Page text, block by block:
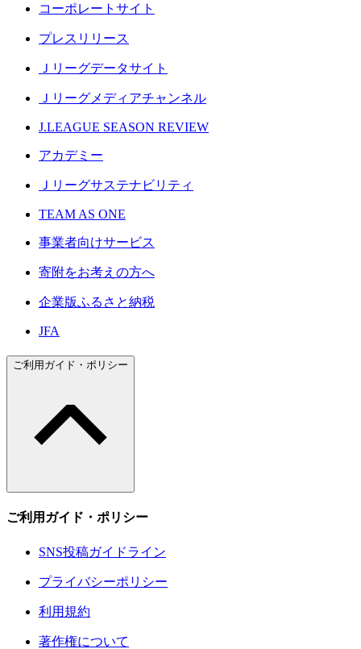
コーポレートサイト
プレスリリース
Ｊリーグデータサイト
Ｊリーグメディアチャンネル
J.LEAGUE SEASON REVIEW
アカデミー
Ｊリーグサステナビリティ
TEAM AS ONE
事業者向けサービス
寄附をお考えの方へ
企業版ふるさと納税
JFA
ご利用ガイド・ポリシー
ご利用ガイド・ポリシー
SNS投稿ガイドライン
プライバシーポリシー
利用規約
著作権について